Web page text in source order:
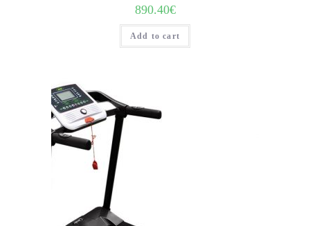
890.40€
Add to cart